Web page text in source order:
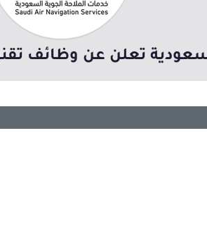
تعلن عن وظائف